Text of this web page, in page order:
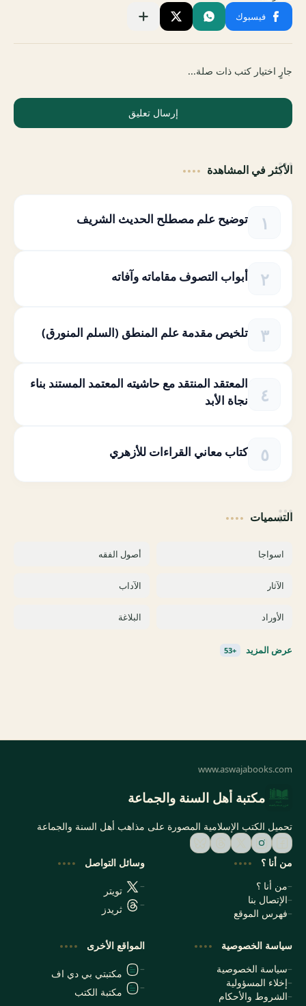
جارٍ اختيار كتب ذات صلة...
إرسال تعليق
الأكثر في المشاهدة
توضيح علم مصطلح الحديث الشريف
أبواب التصوف مقاماته وآفاته
تلخيص مقدمة علم المنطق (السلم المنورق)
المعتقد المنتقد مع حاشيته المعتمد المستند بناء
نجاة الأبد
كتاب معاني القراءات للأزهري
التسميات
مكتبة أهل السنة والجماعة
تحميل الكتب الإسلامية المصورة على مذاهب أهل السنة والجماعة
من أنا ؟
من أنا ؟
الإتصال بنا
فهرس الموقع
وسائل التواصل
تويتر
ثريدز
سياسة الخصوصية
سياسة الخصوصية
إخلاء المسؤولية
الشروط والأحكام
المواقع الأخرى
مكتبتي بي دي اف
مكتبة الكتب